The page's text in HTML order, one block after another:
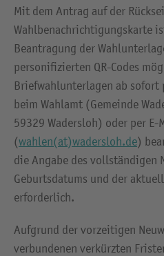
Mit dem Antrag auf der
Wahlbenachrichtigungskarte
Beantragung der
personifizierten QR-Codes
Briefwahlunterlagen ab
beim Wahlamt (Gemeinde
59329 Wadersloh) oder per E-
(wahlen(at)wadersloh.de)
die Angabe des vollständigen
Geburtsdatums und der
erforderlich.
Aufgrund der vorzeitigen
verbundenen verkürzten